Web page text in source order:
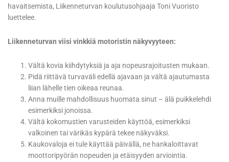
havaitsemista, Liikenneturvan koulutusohjaaja Toni Vuoristo
luettelee.
Liikenneturvan viisi vinkkiä motoristin näkyvyyteen:
Vältä kovia kiihdytyksiä ja aja nopeusrajoitusten mukaan.
Pidä riittävä turvaväli edellä ajavaan ja vältä ajautumasta
liian lähelle tien oikeaa reunaa.
Anna muille mahdollisuus huomata sinut – älä puikkelehdi
esimerkiksi jonoissa.
Vältä kokomustien varusteiden käyttöä, esimerkiksi
valkoinen tai värikäs kypärä tekee näkyväksi.
Kaukovaloja ei tule käyttää päivällä, ne hankaloittavat
moottoripyörän nopeuden ja etäisyyden arviointia.